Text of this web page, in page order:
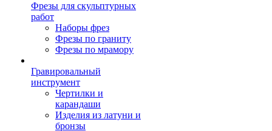
Фрезы для скульптурных
работ
Наборы фрез
Фрезы по граниту
Фрезы по мрамору
Гравировальный
инструмент
Чертилки и
карандаши
Изделия из латуни и
бронзы